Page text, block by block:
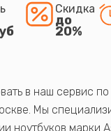
Скидка
до
20%
в наш сервис
Мы
ноутбуков марки